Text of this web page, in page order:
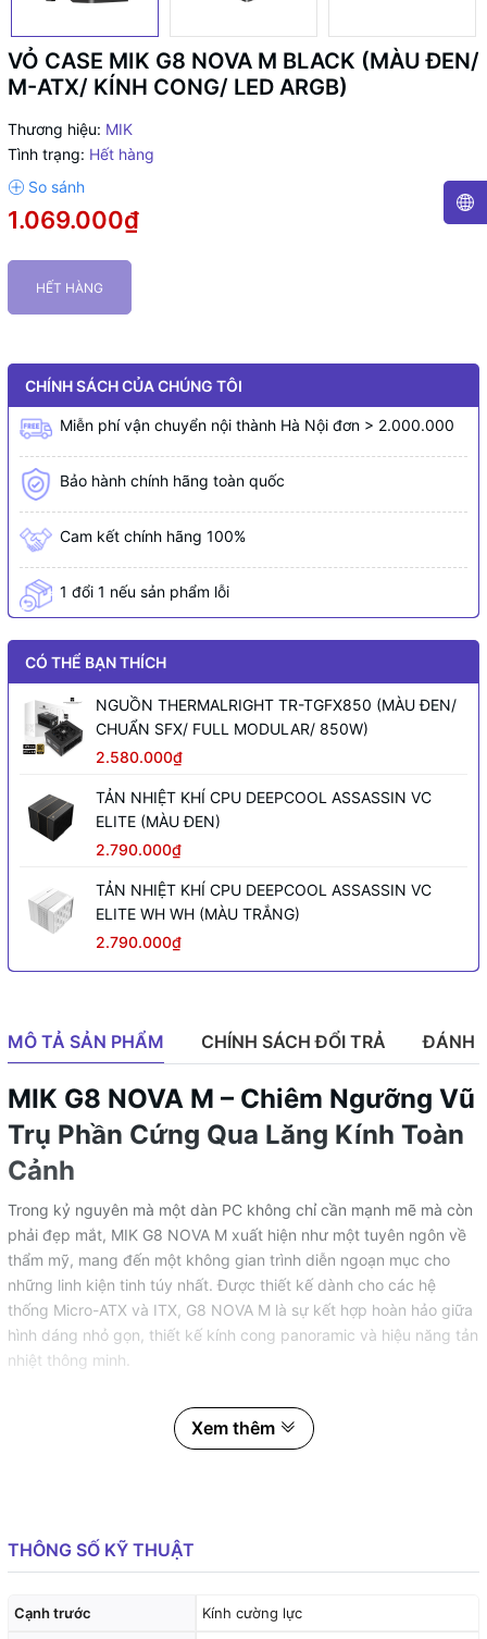
VỎ CASE MIK G8 NOVA M BLACK (MÀU ĐEN/
M-ATX/ KÍNH CONG/ LED ARGB)
Thương hiệu: MIK
Tình trạng: Hết hàng
1.069.000₫
HẾT HÀNG
CHÍNH SÁCH CỦA CHÚNG TÔI
Miễn phí vận chuyển nội thành Hà Nội đơn > 2.000.000
Bảo hành chính hãng toàn quốc
Cam kết chính hãng 100%
1 đổi 1 nếu sản phẩm lỗi
CÓ THỂ BẠN THÍCH
NGUỒN THERMALRIGHT TR-TGFX850 (MÀU ĐEN/
CHUẨN SFX/ FULL MODULAR/ 850W)
2.580.000₫
TẢN NHIỆT KHÍ CPU DEEPCOOL ASSASSIN VC
ELITE (MÀU ĐEN)
2.790.000₫
TẢN NHIỆT KHÍ CPU DEEPCOOL ASSASSIN VC
ELITE WH WH (MÀU TRẮNG)
2.790.000₫
MÔ TẢ SẢN PHẨM CHÍNH SÁCH ĐỔI TRẢ ĐÁNH
MIK G8 NOVA M – Chiêm Ngưỡng Vũ
Trụ Phần Cứng Qua Lăng Kính Toàn
Cảnh
Trong kỷ nguyên mà một dàn PC không chỉ cần mạnh mẽ mà còn
phải đẹp mắt, MIK G8 NOVA M xuất hiện như một tuyên ngôn về
thẩm mỹ, mang đến một không gian trình diễn ngoạn mục cho
những linh kiện tinh túy nhất. Được thiết kế dành cho các hệ
thống Micro-ATX và ITX, G8 NOVA M là sự kết hợp hoàn hảo giữa
hình dáng nhỏ gọn, thiết kế kính cong panoramic và hiệu năng tản
nhiệt thông minh.
Thiết Kế "Bể Cá" Ba Mặt Kính – Phá Vỡ Mọi Giới Hạn
xóa nhòa ranh giới giữa không gian bên trong và bên ngoài, biến
tiết, từ chiếc tản nhiệt CPU lấp lánh, dải LED RGB trên RAM cho
Xem thêm
THÔNG SỐ KỸ THUẬT
Cạnh trước Kính cường lực